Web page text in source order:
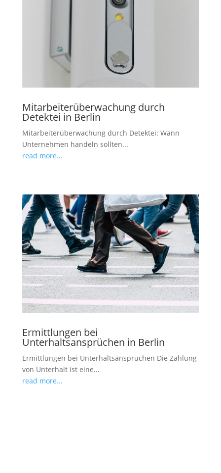
Mitarbeiterüberwachung durch
Detektei in Berlin
Mitarbeiterüberwachung durch Detektei: Wann
Unternehmen handeln sollten...
read more...
Ermittlungen bei
Unterhaltsansprüchen in Berlin
Ermittlungen bei Unterhaltsansprüchen Die Zahlung
von Unterhalt ist eine...
read more...